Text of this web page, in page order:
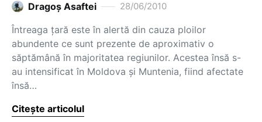
Dragoş Asaftei 28/06/2010
Întreaga ţară este în alertă din cauza ploilor
abundente ce sunt prezente de aproximativ o
săptămână în majoritatea regiunilor. Acestea însă s-
au intensificat în Moldova şi Muntenia, fiind afectate
însă…
Citește articolul